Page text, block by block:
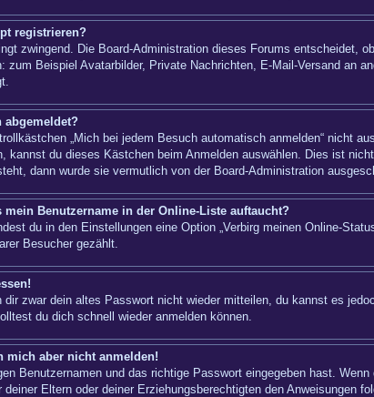
registrieren?
zwingend. Die Board-Administration dieses Forums
zum Beispiel Avatarbilder, Private Nachrichten, E-Mail-Versand an
abgemeldet?
„Mich bei jedem Besuch automatisch anmelden“ nicht
kannst du dieses Kästchen beim Anmelden auswählen. Dies ist
dann wurde sie vermutlich von der Board-Administration
Benutzername in der Online-Liste auftaucht?
du in den Einstellungen eine Option „Verbirg meinen Online-
Besucher gezählt.
zwar dein altes Passwort nicht wieder mitteilen, du kannst es
du dich schnell wieder anmelden können.
mich aber nicht anmelden!
Benutzernamen und das richtige Passwort eingegeben hast.
Eltern oder deiner Erziehungsberechtigten den